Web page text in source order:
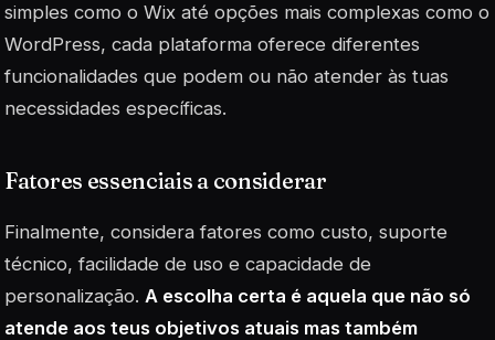
simples como o Wix até opções mais complexas como o
WordPress, cada plataforma oferece diferentes
funcionalidades que podem ou não atender às tuas
necessidades específicas.
Fatores essenciais a considerar
Finalmente, considera fatores como custo, suporte
técnico, facilidade de uso e capacidade de
personalização. A escolha certa é aquela que não só
atende aos teus objetivos atuais mas também